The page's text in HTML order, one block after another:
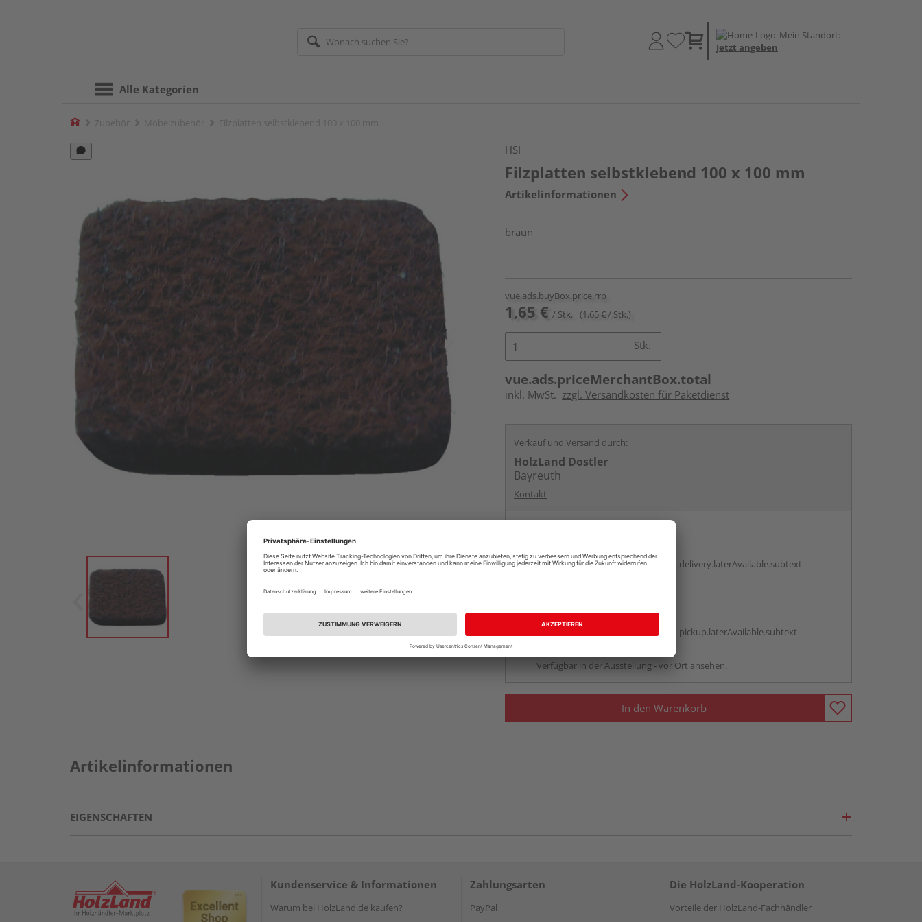
Mein Standort:
Jetzt angeben
Alle Kategorien
Home
HSI
Filzplatten selbstklebend 100 x 100 mm
Artikelinformationen
braun
vue.ads.buyBox.price.rrp
1,65 € / Stk. (1,65 € / Stk.)
Stk.
vue.ads.priceMerchantBox.total
inkl. MwSt. zzgl. Versandkosten für Paketdienst
Verkauf und Versand durch:
HolzLand Dostler
Bayreuth
Kontakt
Auf Vorbestellung:
vue.ads.priceMerchantBox.option.delivery.laterAvailable.subtext
Auf Vorbestellung:
vue.ads.priceMerchantBox.option.pickup.laterAvailable.subtext
Verfügbar in der Ausstellung - vor Ort ansehen.
In den Warenkorb
Artikelinformationen
EIGENSCHAFTEN
Kundenservice & Informationen
Warum bei HolzLand.de kaufen?
Zahlungsarten
PayPal
Die HolzLand-Kooperation
Vorteile der HolzLand-Fachhändler